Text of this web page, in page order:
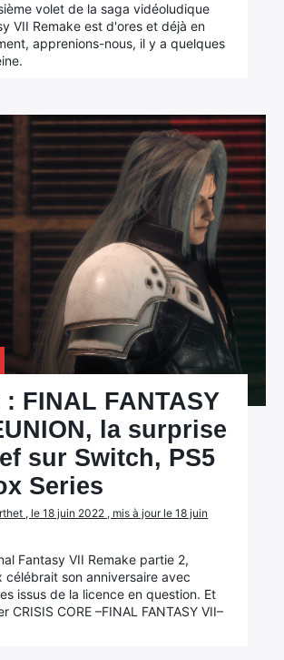
volet de la saga vidéoludique
VII Remake est d'ores et déjà en
apprenions-nous, il y a quelques
FINAL FANTASY
la surprise
sur Switch, PS5
Series
, le 18 juin 2022 , mis à jour le 18 juin
Fantasy VII Remake partie 2,
célébrait son anniversaire avec
issus de la licence en question. Et
CRISIS CORE –FINAL FANTASY VII–